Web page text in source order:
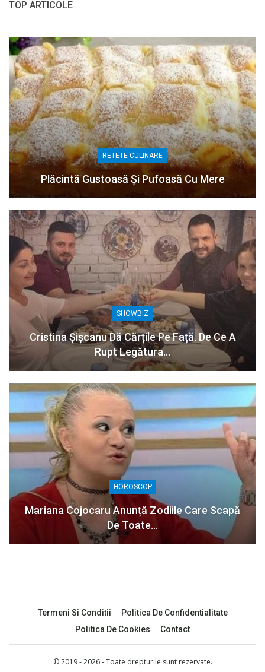
TOP ARTICOLE
RETETE CULINARE
Plăcintă Gustoasă Și Pufoasă Cu Mere
SHOWBIZ
Cristina Șișcanu Dă Cărțile Pe Față. De Ce A
Rupt Legătura…
HOROSCOP
Mariana Cojocaru Anunță Zodiile Care Scapă
De Toate…
Termeni Si Conditii
Politica De Confidentialitate
Politica De Cookies
Contact
© 2019 - 2026 - Toate drepturile sunt rezervate.